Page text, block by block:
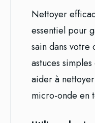
Nettoyer
essentiel pour
sain dans votre
astuces
aider à
micro-onde en